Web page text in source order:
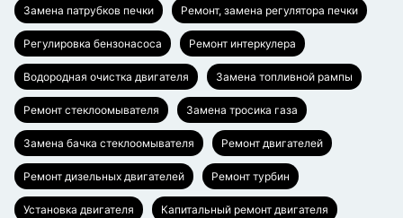
Замена патрубков печки Ремонт, замена регулятора печки
Регулировка бензонасоса Ремонт интеркулера
Водородная очистка двигателя Замена топливной рампы
Ремонт стеклоомывателя Замена тросика газа
Замена бачка стеклоомывателя Ремонт двигателей
Ремонт дизельных двигателей Ремонт турбин
Установка двигателя Капитальный ремонт двигателя